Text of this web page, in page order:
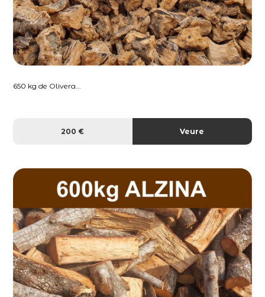
650 kg de Olivera...
200 € Veure